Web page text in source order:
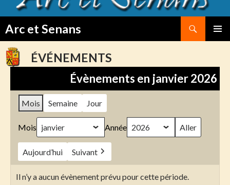
Arc et Senans
TO
CONTENTÉVÉNEMENTS
Évènements en janvier 2026
Mois Semaine Jour
Mois Année
Aujourd’hui Suivant
Il n’y a aucun évènement prévu pour cette période.